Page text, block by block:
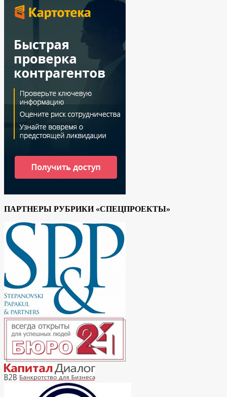
ПАРТНЕРЫ РУБРИКИ «СПЕЦПРОЕКТЫ»